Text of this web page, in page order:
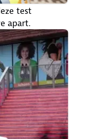
test
apart.